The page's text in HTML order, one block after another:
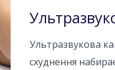
Ультразвукова
схуднення